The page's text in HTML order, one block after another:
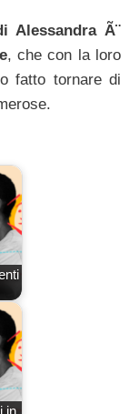
Alessandra Ã¨
, che con la loro
fatto tornare di
in